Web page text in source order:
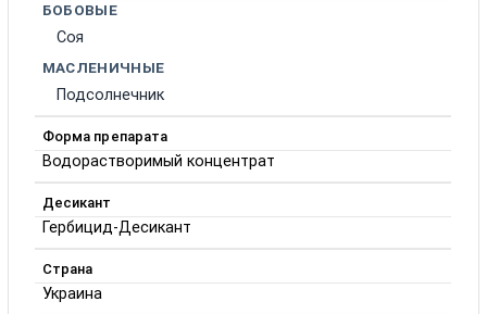
БОБОВЫЕ
Соя
МАСЛЕНИЧНЫЕ
Подсолнечник
Форма препарата
Водорастворимый концентрат
Десикант
Гербицид-Десикант
Страна
Украина